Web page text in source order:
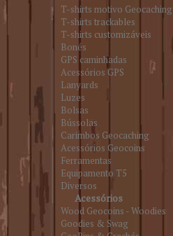
T-shirts motivo Geocaching
T-shirts trackables
T-shirts customizáveis
Bonés
GPS caminhadas
Acessórios GPS
Lanyards
Luzes
Bolsas
Bússolas
Carimbos Geocaching
Acessórios Geocoins
Ferramentas
Equipamento T5
Diversos
Acessórios
Wood Geocoins - Woodies
Goodies & Swag